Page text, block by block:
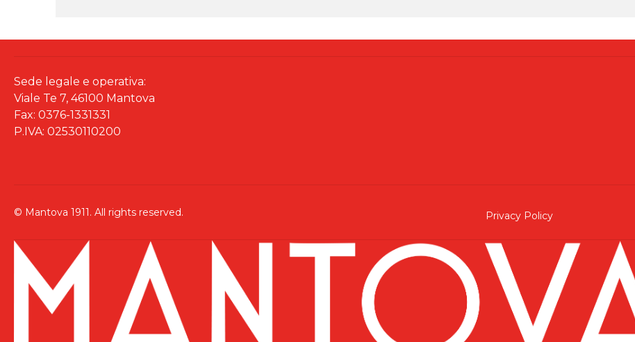
Sede legale e operativa:
Viale Te 7, 46100 Mantova
Fax: 0376-1331331
P.IVA: 02530110200
© Mantova 1911. All rights reserved. Privacy Policy